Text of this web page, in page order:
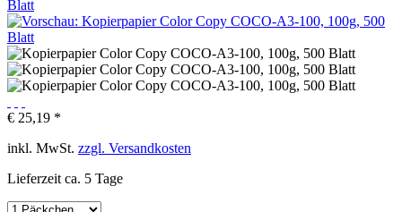
€ 25,19 *
inkl. MwSt. zzgl. Versandkosten
Lieferzeit ca. 5 Tage